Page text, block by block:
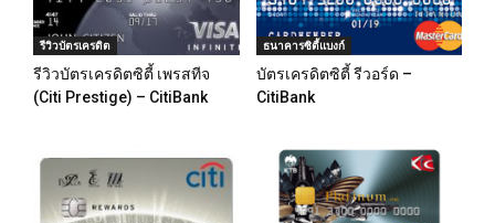
รีวิวบัตรเครดิต
รีวิวบัตรเครดิตซิตี้ เพรสทีจ
(Citi Prestige) – CitiBank
ธนาคารซิตี้แบงก์
บัตรเครดิตซิตี้ รีวอร์ด –
CitiBank